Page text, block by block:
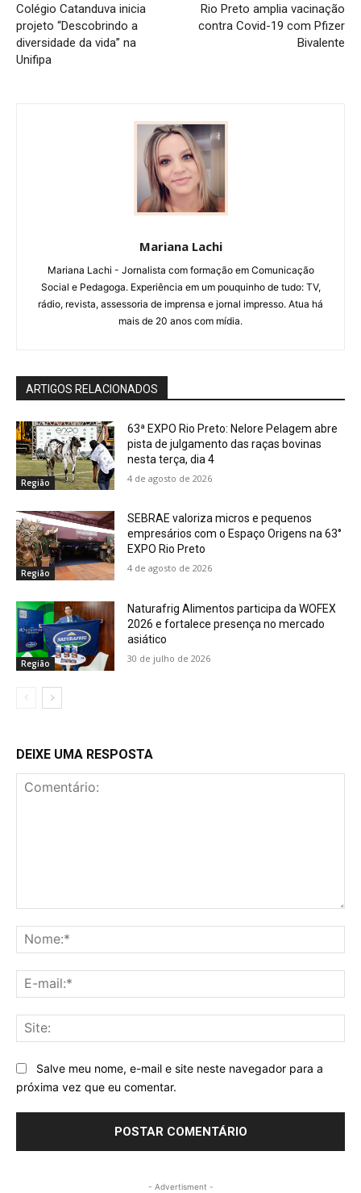
Colégio Catanduva inicia
projeto “Descobrindo a
diversidade da vida” na
Unifipa
Rio Preto amplia vacinação
contra Covid-19 com Pfizer
Bivalente
Mariana Lachi
Mariana Lachi - Jornalista com formação em Comunicação
Social e Pedagoga. Experiência em um pouquinho de tudo: TV,
rádio, revista, assessoria de imprensa e jornal impresso. Atua há
mais de 20 anos com mídia.
ARTIGOS RELACIONADOS
Região
63ª EXPO Rio Preto: Nelore Pelagem abre
pista de julgamento das raças bovinas
nesta terça, dia 4
4 de agosto de 2026
Região
SEBRAE valoriza micros e pequenos
empresários com o Espaço Origens na 63°
EXPO Rio Preto
4 de agosto de 2026
Região
Naturafrig Alimentos participa da WOFEX
2026 e fortalece presença no mercado
asiático
30 de julho de 2026
DEIXE UMA RESPOSTA
Salve meu nome, e-mail e site neste navegador para a
próxima vez que eu comentar.
- Advertisment -